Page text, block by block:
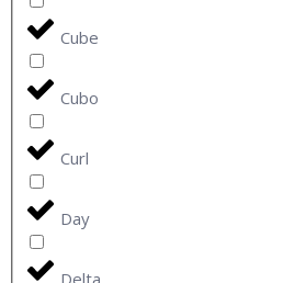
Cube
Cubo
Curl
Day
Delta